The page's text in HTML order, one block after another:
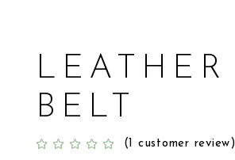
LEATHER
BELT
Rated
1
( customer review)